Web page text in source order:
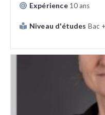
Expérience 10 ans
Niveau d'études Bac